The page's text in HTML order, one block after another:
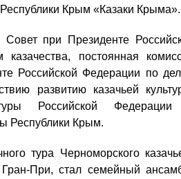
Крым «Казаки Крыма».
Совет при Президенте
постоянная
Российской Федерации по
развитию казачьей
Российской
Республики Крым.
тура Черноморского
Гран-При, стал семейный